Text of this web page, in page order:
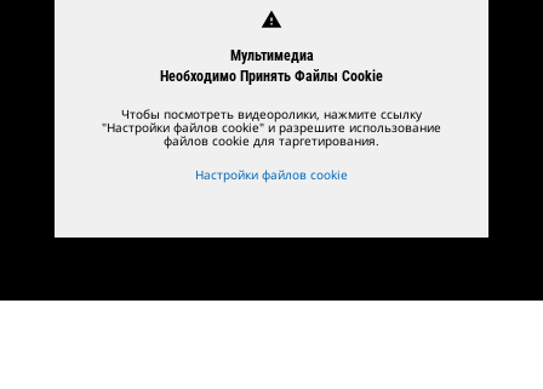
warning
Мультимедиа
Необходимо Принять Файлы Cookie
Чтобы посмотреть видеоролики, нажмите ссылку
"Настройки файлов cookie" и разрешите использование
файлов cookie для таргетирования.
Настройки файлов cookie